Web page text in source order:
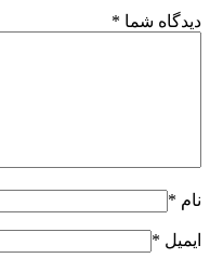
دیدگاه شما *
نام *
ایمیل *